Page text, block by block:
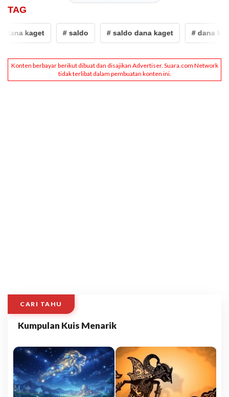
TAG
kaget # saldo # saldo dana kaget # dana
CARI TAHU
Kumpulan Kuis Menarik